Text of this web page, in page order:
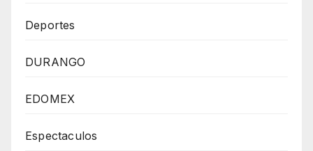
Deportes
DURANGO
EDOMEX
Espectaculos